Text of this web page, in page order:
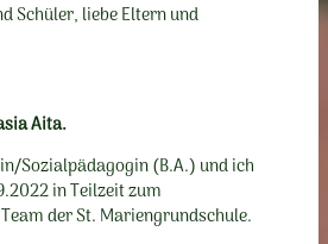
Schüler, liebe Eltern und
Aita.
Sozialpädagogin (B.A.) und ich
in Teilzeit zum
der St. Mariengrundschule.